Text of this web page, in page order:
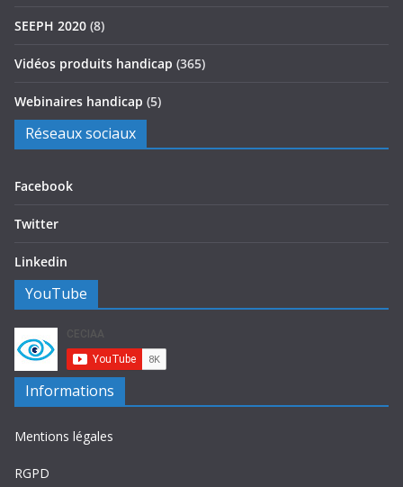
SEEPH 2020 (8)
Vidéos produits handicap (365)
Webinaires handicap (5)
Réseaux sociaux
Facebook
Twitter
Linkedin
YouTube
Informations
Mentions légales
RGPD